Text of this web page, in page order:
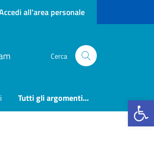
Apri la
all'area personale
Cerca
Tutti gli argomenti...